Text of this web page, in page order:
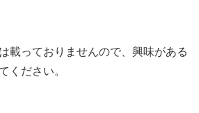
載っておりませんので、興味がある
ください。